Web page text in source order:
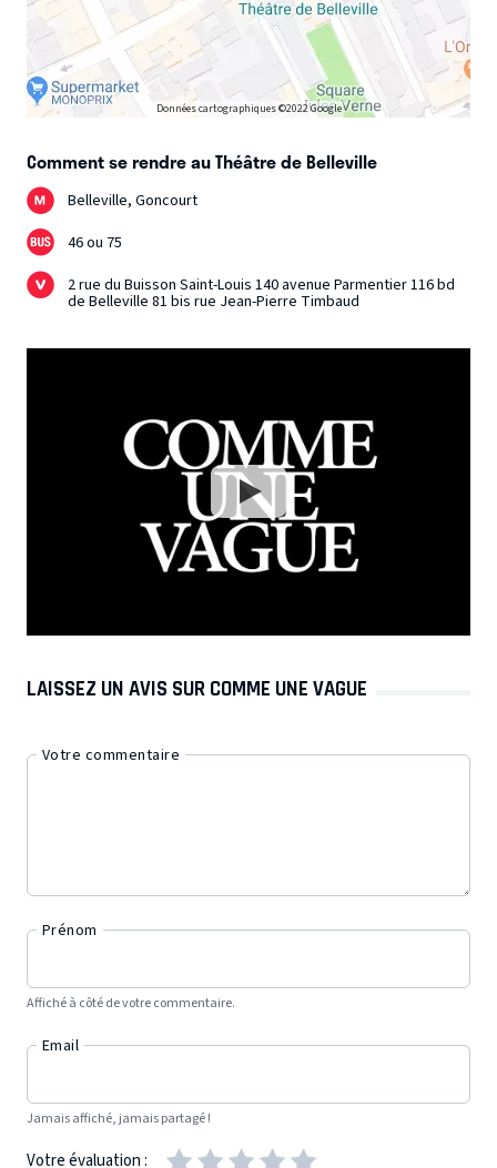
Données cartographiques ©2022 Google
Comment se rendre au Théâtre de Belleville
Belleville, Goncourt
46 ou 75
2 rue du Buisson Saint-Louis 140 avenue Parmentier 116 bd
de Belleville 81 bis rue Jean-Pierre Timbaud
LAISSEZ UN AVIS SUR COMME UNE VAGUE
Votre commentaire
Prénom
Affiché à côté de votre commentaire.
Email
Jamais affiché, jamais partagé !
Votre évaluation :